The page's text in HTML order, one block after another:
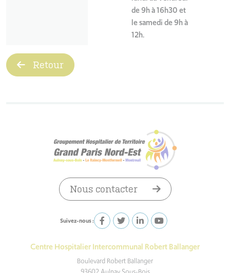
de 9h à 16h30 et
le samedi de 9h à
12h.
Retour
Suivez-nous :
Nous contacter
Centre Hospitalier Intercommunal Robert Ballanger
Boulevard Robert Ballanger